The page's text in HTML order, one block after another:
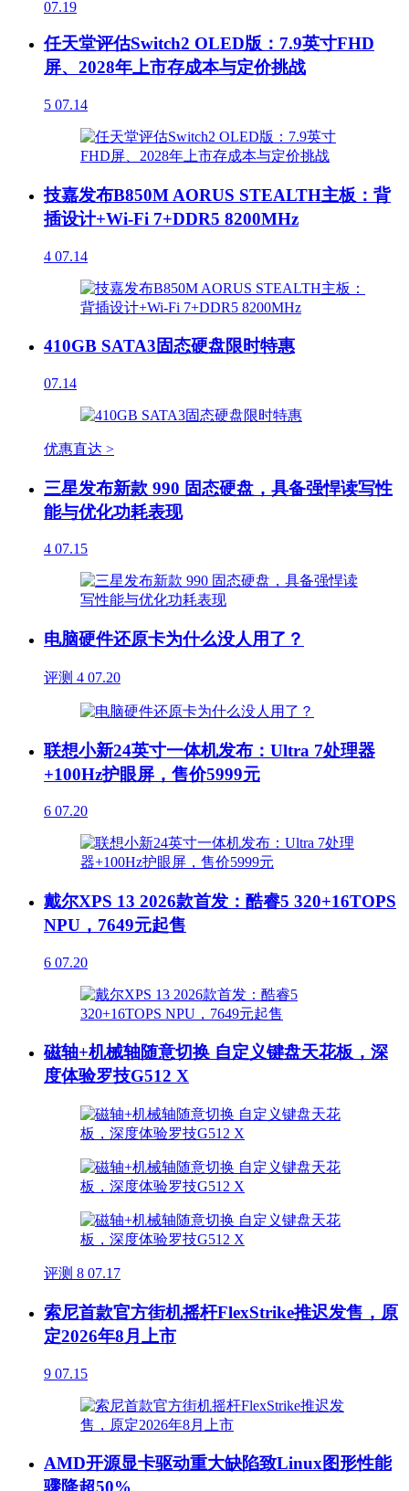
07.19
任天堂评估Switch2 OLED版：7.9英寸FHD
屏、2028年上市存成本与定价挑战
5 07.14
技嘉发布B850M AORUS STEALTH主板：背
插设计+Wi-Fi 7+DDR5 8200MHz
4 07.14
410GB SATA3固态硬盘限时特惠
07.14
优惠直达 >
三星发布新款 990 固态硬盘，具备强悍读写性
能与优化功耗表现
4 07.15
电脑硬件还原卡为什么没人用了？
评测 4 07.20
联想小新24英寸一体机发布：Ultra 7处理器
+100Hz护眼屏，售价5999元
6 07.20
戴尔XPS 13 2026款首发：酷睿5 320+16TOPS
NPU，7649元起售
6 07.20
磁轴+机械轴随意切换 自定义键盘天花板，深
度体验罗技G512 X
评测 8 07.17
索尼首款官方街机摇杆FlexStrike推迟发售，原
定2026年8月上市
9 07.15
AMD开源显卡驱动重大缺陷致Linux图形性能